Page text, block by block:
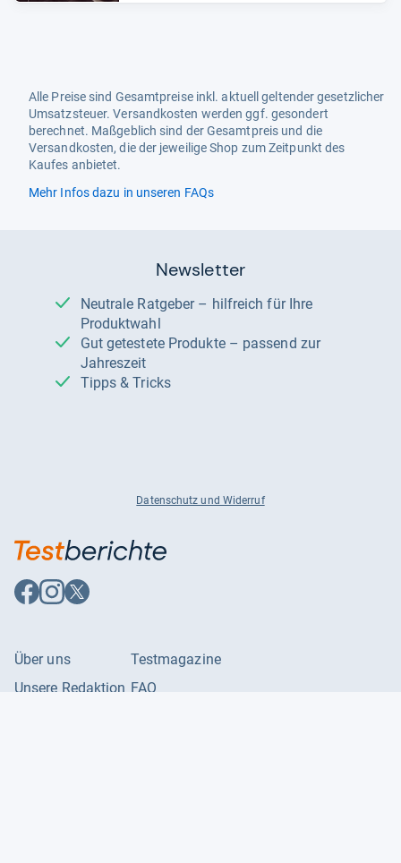
Alle Preise sind Gesamtpreise inkl. aktuell geltender gesetzlicher
Umsatzsteuer. Versandkosten werden ggf. gesondert
berechnet. Maßgeblich sind der Gesamtpreis und die
Versandkosten, die der jeweilige Shop zum Zeitpunkt des
Kaufes anbietet.
Mehr Infos dazu in unseren FAQs
Newsletter
Neutrale Ratgeber – hilfreich für Ihre
Produktwahl
Gut getestete Produkte – passend zur
Jahreszeit
Tipps & Tricks
Datenschutz und Widerruf
Auf
Facebook
Auf
Instagram
Auf
X
Über uns
Unsere Redaktion
Testmagazine
FAQ